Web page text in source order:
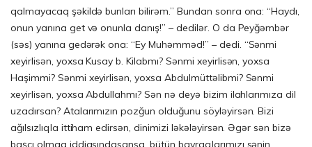
qalmayacaq şəkildə bunları bilirəm.” Bundan sonra ona: “Haydı,
onun yanına get və onunla danış!” – dedilər. O da Peyğəmbər
(səs) yanına gedərək ona: “Ey Muhəmməd!” – dedi. “Sənmi
xeyirlisən, yoxsa Kusay b. Kilabmı? Sənmi xeyirlisən, yoxsa
Haşimmi? Sənmi xeyirlisən, yoxsa Abdulmüttəlibmi? Sənmi
xeyirlisən, yoxsa Abdullahmı? Sən nə deyə bizim ilahlarımıza dil
uzadırsan? Atalarımızın pozğun olduğunu söy­ləyirsən. Bizi
ağılsızlıqla ittiham edirsən, dinimizi ləkələyirsən. Əgər sən bizə
başçı olmaq iddiasındasansa, bütün bayraqlarımızı sənin